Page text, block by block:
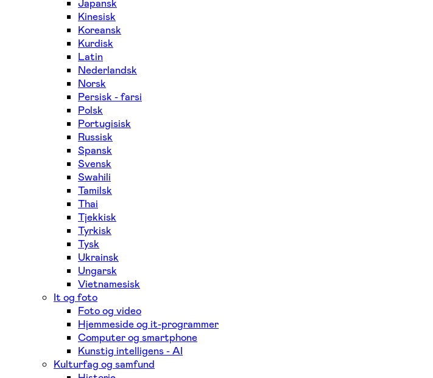
Japansk
Kinesisk
Koreansk
Kurdisk
Latin
Nederlandsk
Norsk
Persisk - farsi
Polsk
Portugisisk
Russisk
Spansk
Svensk
Swahili
Tamilsk
Thai
Tjekkisk
Tyrkisk
Tysk
Ukrainsk
Ungarsk
Vietnamesisk
It og foto
Foto og video
Hjemmeside og it-programmer
Computer og smartphone
Kunstig intelligens - AI
Kulturfag og samfund